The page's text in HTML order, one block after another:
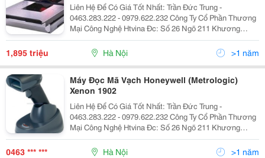
Liên Hệ Để Có Giá Tốt Nhất: Trần Đức Trung -
0463.283.222 - 0979.622.232 Công Ty Cổ Phần Thương
Mại Công Nghệ Htvina Đc: Số 26 Ngõ 211 Khương
Trung &Ndash; Thanh Xuân &Ndash; Hà Nội Yahoo
:Htvinakd3 Http ://Www.sieuthiht.com Trụ Sở Chính:
1,895 triệu Hà Nội >1 năm
Máy Đọc Mã Vạch Honeywell (Metrologic)
Xenon 1902
Liên Hệ Để Có Giá Tốt Nhất: Trần Đức Trung -
0463.283.222 - 0979.622.232 Công Ty Cổ Phần Thương
Mại Công Nghệ Htvina Đc: Số 26 Ngõ 211 Khương
Trung &Ndash; Thanh Xuân &Ndash; Hà Nội Yahoo
:Htvinakd3 Http ://Www.sieuthiht.com Trụ Sở Chính:
0463 *** *** Hà Nội >1 năm